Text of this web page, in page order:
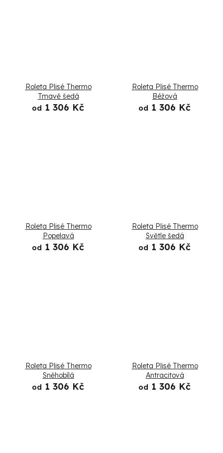
Roleta Plisé Thermo
Tmavě šedá
od 1 306 Kč
Roleta Plisé Thermo
Béžová
od 1 306 Kč
Roleta Plisé Thermo
Popelavá
od 1 306 Kč
Roleta Plisé Thermo
Světle šedá
od 1 306 Kč
Roleta Plisé Thermo
Sněhobílá
od 1 306 Kč
Roleta Plisé Thermo
Antracitová
od 1 306 Kč